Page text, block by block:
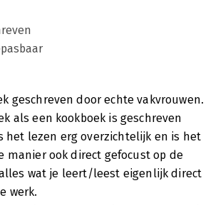
geschreven door echte vakvrouwen.
als een kookboek is geschreven
het lezen erg overzichtelijk en is het
manier ook direct gefocust op de
wat je leert/leest eigenlijk direct
werk.